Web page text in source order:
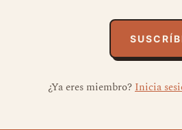
¿Ya eres miembro?Inicia